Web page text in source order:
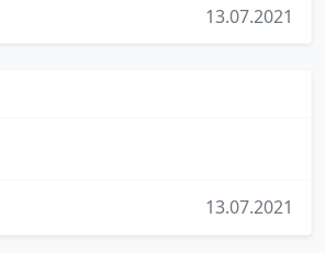
13.07.2021
13.07.2021